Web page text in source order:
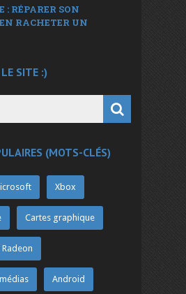
: RÉPARER SON
RACHETER UN
SITE :)
(MOTS-CLÉS)
Xbox
Cartes graphique
Radeon
Android